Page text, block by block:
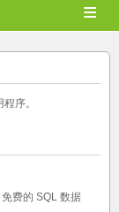
≡
序。
费的 SQL 数据